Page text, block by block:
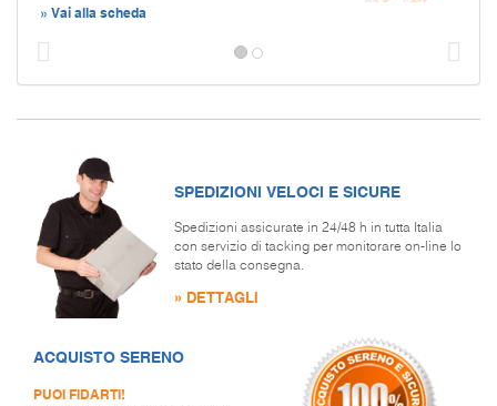
» Vai alla scheda
SPEDIZIONI VELOCI E SICURE
Spedizioni assicurate in 24/48 h in tutta Italia
con servizio di tacking per monitorare on-line lo
stato della consegna.
» DETTAGLI
ACQUISTO SERENO
PUOI FIDARTI!